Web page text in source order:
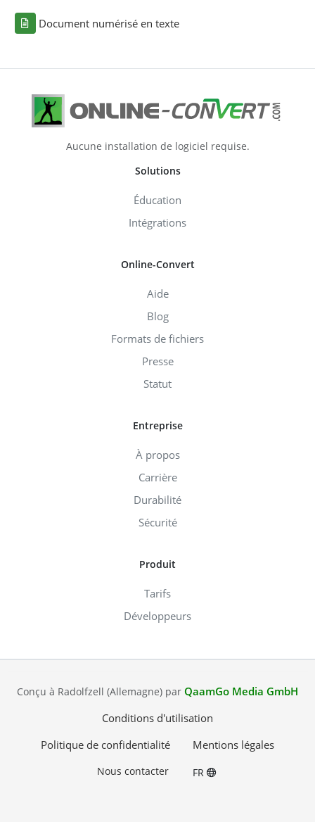
Document numérisé en texte
Aucune installation de logiciel requise.
Solutions
Éducation
Intégrations
Online-Convert
Aide
Blog
Formats de fichiers
Presse
Statut
Entreprise
À propos
Carrière
Durabilité
Sécurité
Produit
Tarifs
Développeurs
Conçu à Radolfzell (Allemagne) par QaamGo Media GmbH
Conditions d'utilisation
Politique de confidentialité
Mentions légales
Nous contacter FR